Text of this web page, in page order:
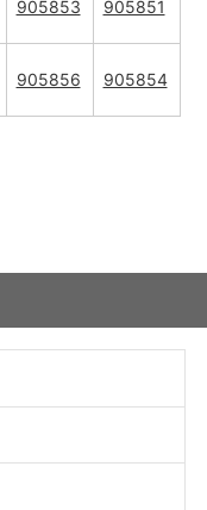
905853 905851
905856 905854